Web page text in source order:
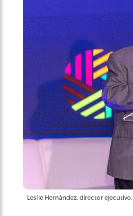
Leslie Hernández, director